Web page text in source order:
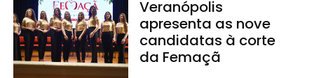
Veranópolis
apresenta as nove
candidatas à corte
da Femaçã